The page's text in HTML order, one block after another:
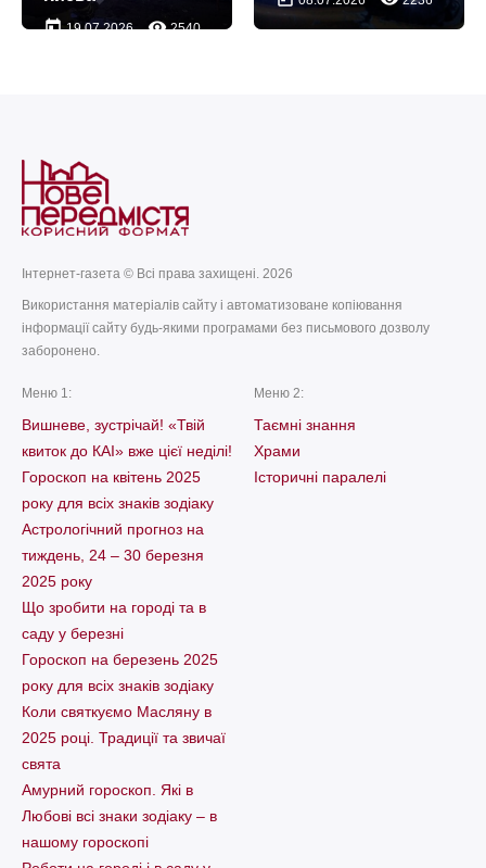
today19.07.2026 remove_red_eye2540
Інтернет-газета © Всі права захищені. 2026
Використання матеріалів сайту і автоматизоване копіювання
інформації сайту будь-якими програмами без письмового дозволу
заборонено.
Меню 1:
Вишневе, зустрічай! «Твій
квиток до КАІ» вже цієї неділі!
Гороскоп на квітень 2025
року для всіх знаків зодіаку
Астрологічний прогноз на
тиждень, 24 – 30 березня
2025 року
Що зробити на городі та в
саду у березні
Гороскоп на березень 2025
року для всіх знаків зодіаку
Коли святкуємо Масляну в
2025 році. Традиції та звичаї
свята
Амурний гороскоп. Які в
Любові всі знаки зодіаку – в
нашому гороскопі
Меню 2:
Таємні знання
Храми
Історичні паралелі